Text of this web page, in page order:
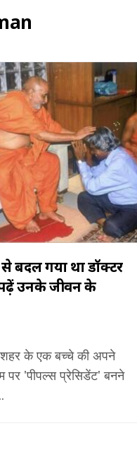
से बदल गया था डॉक्टर
उनके जीवन के
शहर के एक बच्चे की अपने
पर 'पीपल्स प्रेसिडेंट' बनने